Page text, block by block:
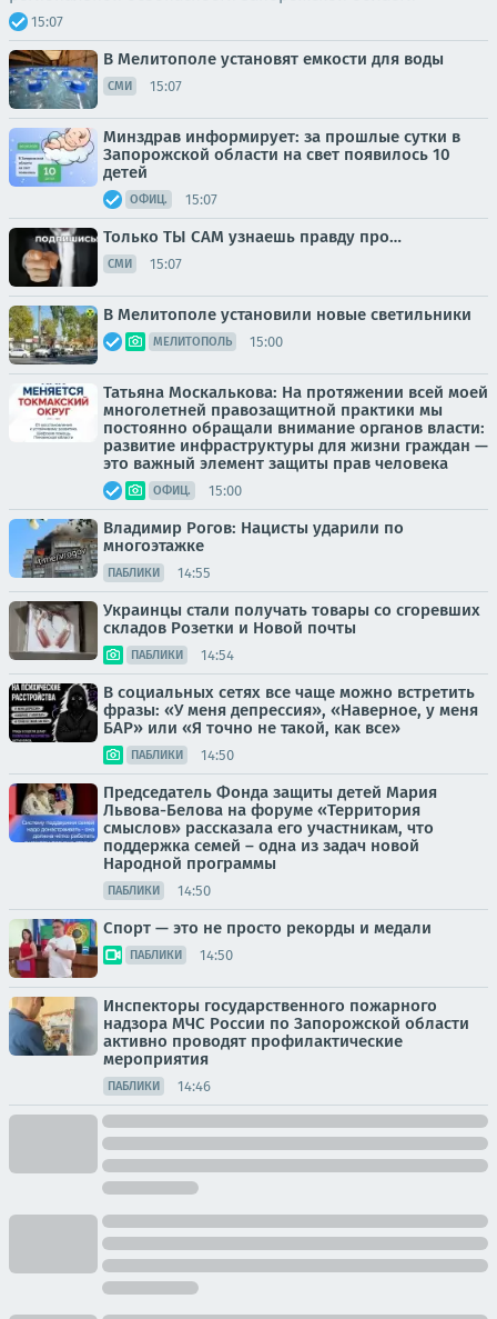
15:07
В Мелитополе установят емкости для воды
СМИ 15:07
Минздрав информирует: за прошлые сутки в
Запорожской области на свет появилось 10
детей
ОФИЦ. 15:07
Только ТЫ САМ узнаешь правду про…
СМИ 15:07
В Мелитополе установили новые светильники
МЕЛИТОПОЛЬ 15:00
Татьяна Москалькова: На протяжении всей моей
многолетней правозащитной практики мы
постоянно обращали внимание органов власти:
развитие инфраструктуры для жизни граждан —
это важный элемент защиты прав человека
ОФИЦ. 15:00
Владимир Рогов: Нацисты ударили по
многоэтажке
ПАБЛИКИ 14:55
Украинцы стали получать товары со сгоревших
складов Розетки и Новой почты
ПАБЛИКИ 14:54
В социальных сетях все чаще можно встретить
фразы: «У меня депрессия», «Наверное, у меня
БАР» или «Я точно не такой, как все»
ПАБЛИКИ 14:50
Председатель Фонда защиты детей Мария
Львова-Белова на форуме «Территория
смыслов» рассказала его участникам, что
поддержка семей – одна из задач новой
Народной программы
ПАБЛИКИ 14:50
Спорт — это не просто рекорды и медали
ПАБЛИКИ 14:50
Инспекторы государственного пожарного
надзора МЧС России по Запорожской области
активно проводят профилактические
мероприятия
ПАБЛИКИ 14:46